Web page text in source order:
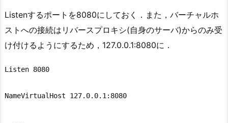
Listenするポートを8080にしておく．また，バーチャルホ
ストへの接続はリバースプロキシ(自身のサーバ)からのみ受
け付けるようにするため，127.0.0.1:8080に．
Listen 8080